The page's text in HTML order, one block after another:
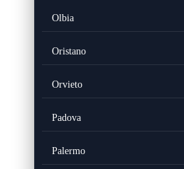
Olbia
Oristano
Orvieto
Padova
Palermo